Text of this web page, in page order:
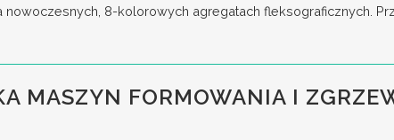
8-kolorowych agregatach fleksograficznych.
MASZYN FORMOWANIA I